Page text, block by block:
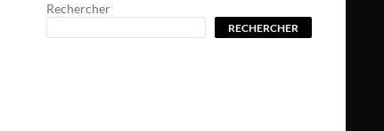
Rechercher
RECHERCHER